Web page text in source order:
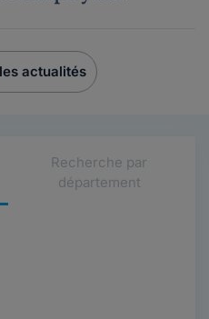
actualités
Recherche par
département